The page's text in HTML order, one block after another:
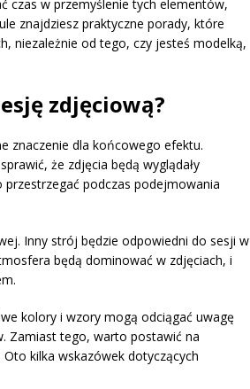
czas w przemyślenie tych elementów,
znajdziesz praktyczne porady, które
niezależnie od tego, czy jesteś modelką,
zdjęciową?
znaczenie dla końcowego efektu.
że zdjęcia będą wyglądały
podczas podejmowania
Inny strój będzie odpowiedni do sesji w
będą dominować w zdjęciach, i
kolory i wzory mogą odciągać uwagę
Zamiast tego, warto postawić na
kilka wskazówek dotyczących